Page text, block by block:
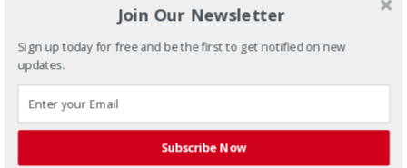
fuerzas sobre la «conexión abocinada». Basta con volver
a colocar el anillo de cobre abocinado tras el cambio de
componentes para que el conector abocinado de la serie
Flexflair pueda utilizarse una y otra vez con resultados a
prueba de fugas. Apto para instalaciones de sistemas
mini-split y split sin conductos.
Join Our Newsletter
Sign up today for free and be the first to get notified on new
updates.
Subscribe Now